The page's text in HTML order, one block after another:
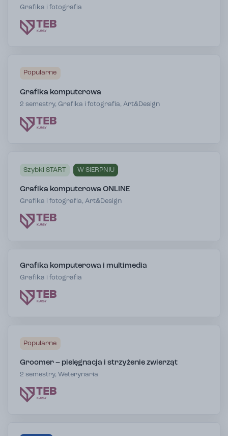
Grafika i fotografia
Popularne
Grafika komputerowa
2 semestry, Grafika i fotografia, Art&Design
Szybki START W SIERPNIU
Grafika komputerowa ONLINE
Grafika i fotografia, Art&Design
Grafika komputerowa i multimedia
Grafika i fotografia
Popularne
Groomer – pielęgnacja i strzyżenie zwierząt
2 semestry, Weterynaria